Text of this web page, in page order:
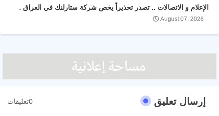
الإعلام و الاتصالات .. تصدر تحذيراً يخص شركة ستارلنك في العراق .
August 07, 2026
إرسال تعليق 0تعليقات